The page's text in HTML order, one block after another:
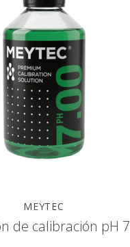
MEYTEC
de calibración pH 7